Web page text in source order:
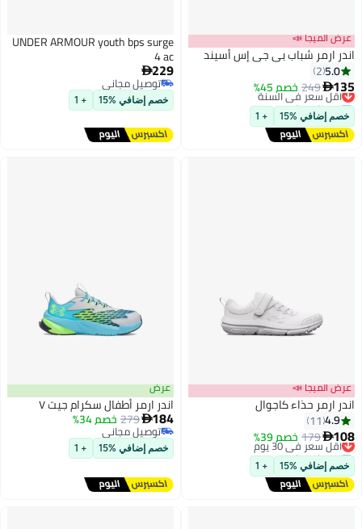
3
عرض الميجا 📣
اندر ارمر شباب بي جي إس أسيند
5.0
2
135
249 خصم 45%
أقل سعر في السنة
توصيل مجاني
أقل سعر في السنة
خصم إضافي %15 + 1
UNDER ARMOUR youth bps surge
4 ac
229
توصيل مجاني
توصيل مجاني
خصم إضافي %15 + 1
عرض الميجا 📣
اندر ارمر حذاء كاجوال
4.9
11
108
179 خصم 39%
أقل سعر في 30 يوم
توصيل مجاني
أقل سعر في 30 يوم
خصم إضافي %15 + 1
2
عرض
اندر ارمر أطفال سكرام جيت ٧
184
279 خصم 34%
توصيل مجاني
توصيل مجاني
خصم إضافي %15 + 1